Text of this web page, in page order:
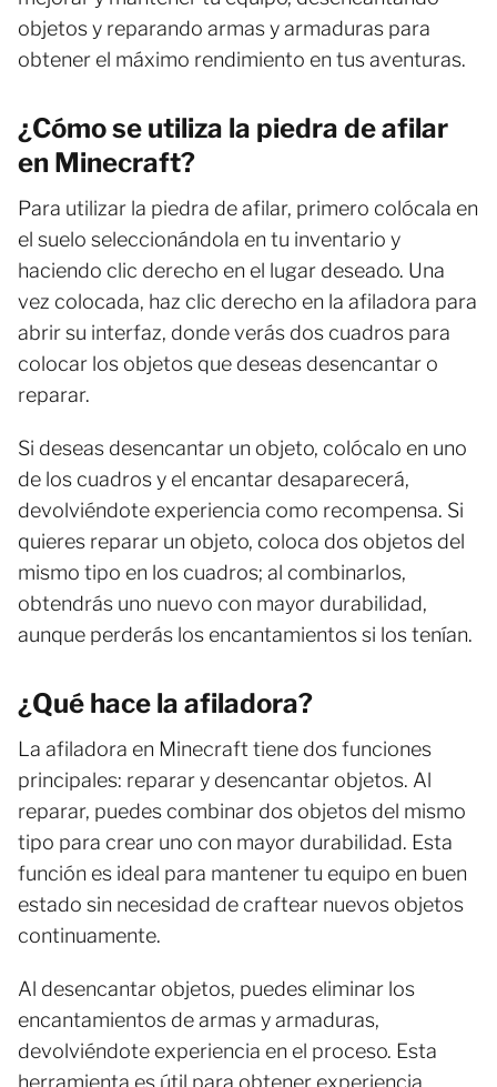
objetos y reparando armas y armaduras para
obtener el máximo rendimiento en tus aventuras.
¿Cómo se utiliza la piedra de afilar
en Minecraft?
Para utilizar la piedra de afilar, primero colócala en
el suelo seleccionándola en tu inventario y
haciendo clic derecho en el lugar deseado. Una
vez colocada, haz clic derecho en la afiladora para
abrir su interfaz, donde verás dos cuadros para
colocar los objetos que deseas desencantar o
reparar.
Si deseas desencantar un objeto, colócalo en uno
de los cuadros y el encantar desaparecerá,
devolviéndote experiencia como recompensa. Si
quieres reparar un objeto, coloca dos objetos del
mismo tipo en los cuadros; al combinarlos,
obtendrás uno nuevo con mayor durabilidad,
aunque perderás los encantamientos si los tenían.
¿Qué hace la afiladora?
La afiladora en Minecraft tiene dos funciones
principales: reparar y desencantar objetos. Al
reparar, puedes combinar dos objetos del mismo
tipo para crear uno con mayor durabilidad. Esta
función es ideal para mantener tu equipo en buen
estado sin necesidad de craftear nuevos objetos
continuamente.
Al desencantar objetos, puedes eliminar los
encantamientos de armas y armaduras,
devolviéndote experiencia en el proceso. Esta
herramienta es útil para obtener experiencia